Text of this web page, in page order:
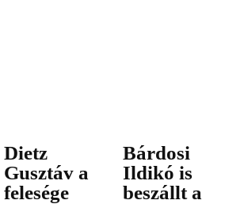
Dietz
Gusztáv a
felesége
Bárdosi
Ildikó is
beszállt a